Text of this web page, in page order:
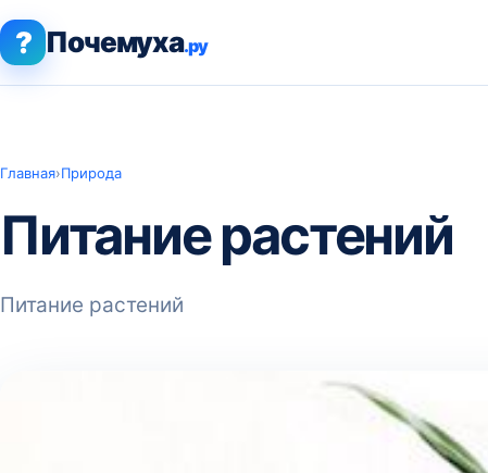
? Почемуха.ру
Главная›Природа
Питание растений
Питание растений